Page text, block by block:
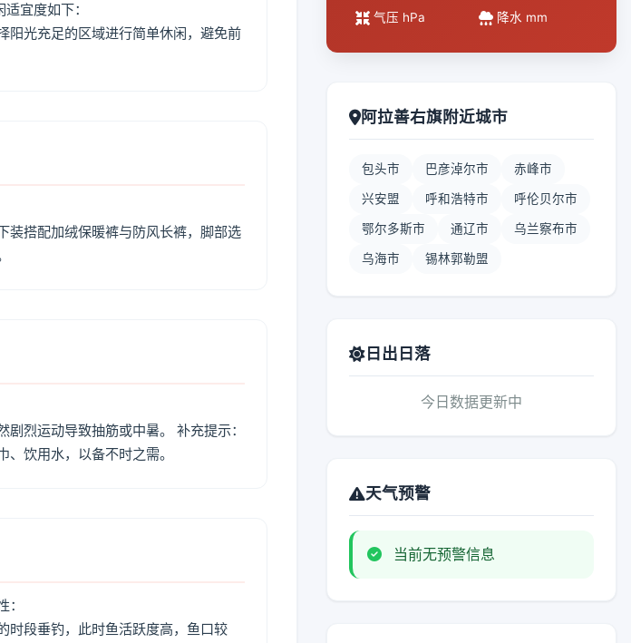
宜度如下：
阳光充足的区域进行简单休闲，避免前
装搭配加绒保暖裤与防风长裤，脚部选
烈运动导致抽筋或中暑。 补充提示：
饮用水，以备不时之需。
时段垂钓，此时鱼活跃度高，鱼口较
气压 hPa 降水 mm
阿拉善右旗附近城市
包头市 巴彦淖尔市 赤峰市
兴安盟 呼和浩特市 呼伦贝尔市
鄂尔多斯市 通辽市 乌兰察布市
乌海市 锡林郭勒盟
日出日落
今日数据更新中
天气预警
当前无预警信息